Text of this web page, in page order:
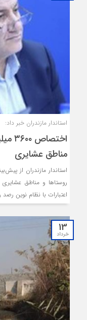
استاندار مازندران خبر داد:
مناطق عشایری
روستاها و مناطق
اعتبارات با نظام نوین
13
خرداد